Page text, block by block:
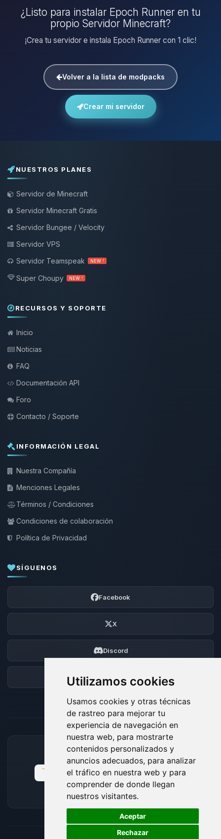
Utilizamos cookies
Usamos cookies y otras técnicas
de rastreo para mejorar tu
experiencia de navegación en
nuestra web, para mostrarte
contenidos personalizados y
anuncios adecuados, para analizar
el tráfico en nuestra web y para
comprender de donde llegan
nuestros visitantes.
Aceptar
Rechazar
¿Listo para instalar Epoch Runner en tu
propio Servidor Minecraft?
¡Crea tu servidor e instala Epoch Runner con 1 clic!
Volver a la lista de modpacks
Crear mi servidor
NUESTROS PLANES
Servidor de Minecraft
Servidor Minecraft Gratis
Servidor Bungee / Velocity
Servidor VPS
Servidor Teamspeak
NEW !
Super Choupy NEW !
RECURSOS Y SOPORTE
Inicio
Noticias
FAQ
Documentación API
Foro
Contacto / Soporte
INFORMACIÓN LEGAL
Nuestra Compañía
Menciones Legales
Términos / Condiciones
Condiciones de colaboración
Política de Privacidad
SÍGUENOS
Facebook
X
Discord
Foro
MÉTODOS DE PAGO ACEPTADOS
🍪